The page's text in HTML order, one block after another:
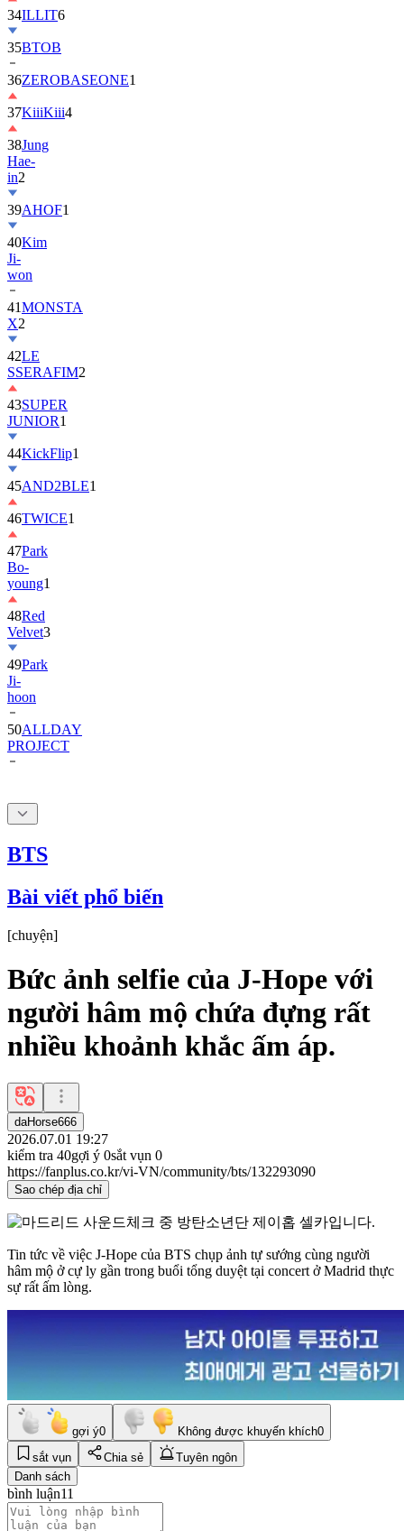
34ILLIT6
35BTOB
36ZEROBASEONE1
37KiiiKiii4
38Jung
Hae-
in2
39AHOF1
40Kim
Ji-
won
41MONSTA
X2
42LE
SSERAFIM2
43SUPER
JUNIOR1
44KickFlip1
45AND2BLE1
46TWICE1
47Park
Bo-
young1
48Red
Velvet3
49Park
Ji-
hoon
50ALLDAY
PROJECT
BTS
Bài viết phổ biến
[chuyện]
Bức ảnh selfie của J-Hope với
người hâm mộ chứa đựng rất
nhiều khoảnh khắc ấm áp.
daHorse666
2026.07.01 19:27
kiểm tra 40gợi ý 0sắt vụn 0
https://fanplus.co.kr/vi-VN/community/bts/132293090
Sao chép địa chỉ
Tin tức về việc J-Hope của BTS chụp ảnh tự sướng cùng người
hâm mộ ở cự ly gần trong buổi tổng duyệt tại concert ở Madrid thực
sự rất ấm lòng.
gợi ý0 Không được khuyến khích0
sắt vụn
Chia sẻ
Tuyên ngôn
Danh sách
bình luận11